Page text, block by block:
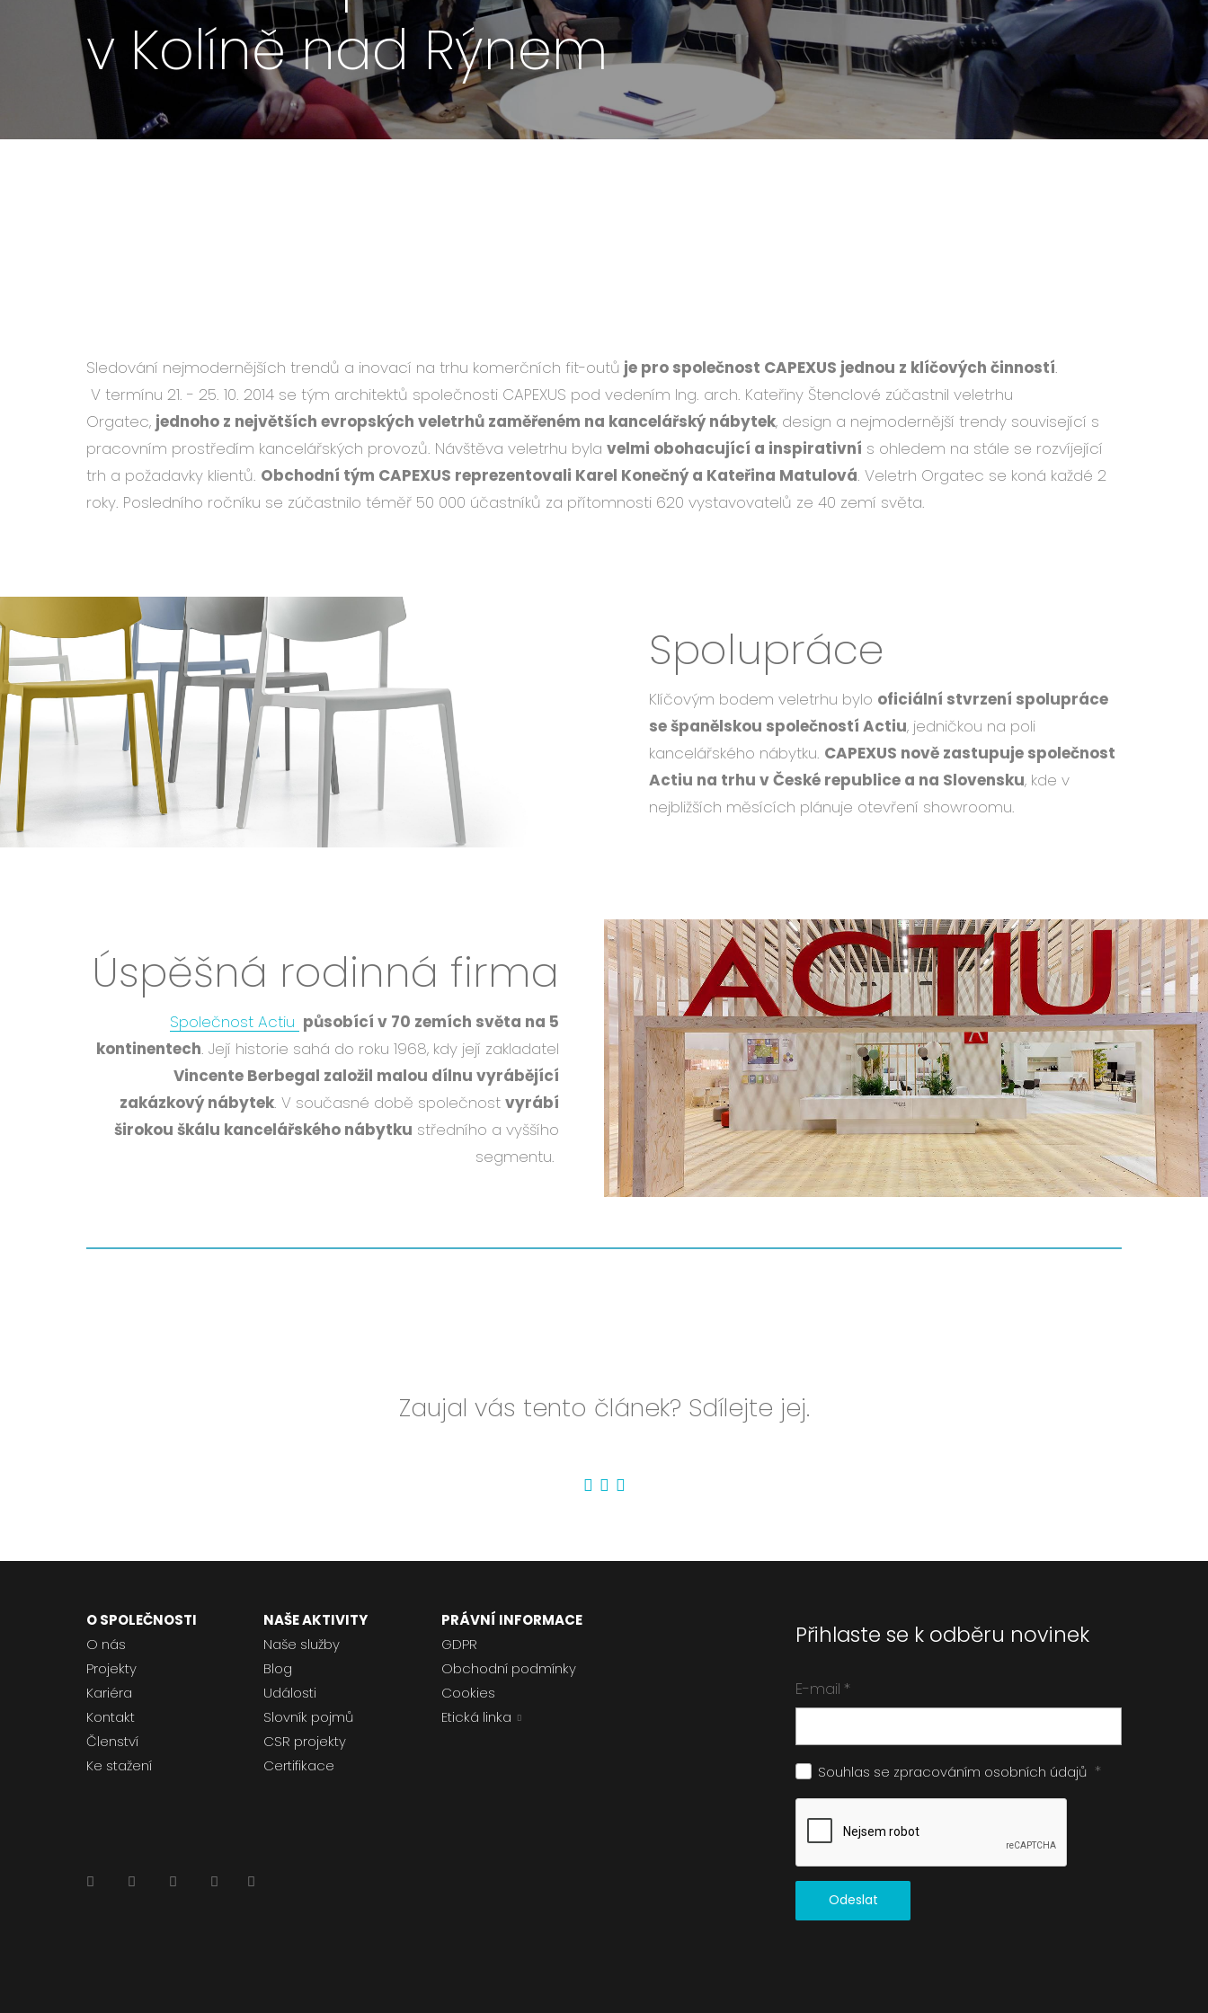
v Kolíně nad Rýnem
Sledování nejmodernějších trendů a inovací na trhu komerčních fit-outů je pro společnost CAPEXUS jednou z klíčových činností.
V termínu 21. - 25. 10. 2014 se tým architektů společnosti CAPEXUS pod vedením Ing. arch. Kateřiny Štenclové zúčastnil veletrhu
Orgatec, jednoho z největších evropských veletrhů zaměřeném na kancelářský nábytek, design a nejmodernější trendy související s
pracovním prostředím kancelářských provozů. Návštěva veletrhu byla velmi obohacující a inspirativní s ohledem na stále se rozvíjející
trh a požadavky klientů. Obchodní tým CAPEXUS reprezentovali Karel Konečný a Kateřina Matulová. Veletrh Orgatec se koná každé 2
roky. Posledního ročníku se zúčastnilo téměř 50 000 účastníků za přítomnosti 620 vystavovatelů ze 40 zemí světa.
Spolupráce
Klíčovým bodem veletrhu bylo oficiální stvrzení spolupráce
se španělskou společností Actiu, jedničkou na poli
kancelářského nábytku. CAPEXUS nově zastupuje společnost
Actiu na trhu v České republice a na Slovensku, kde v
nejbližších měsících plánuje otevření showroomu.
Úspěšná rodinná firma
Společnost Actiu působící v 70 zemích světa na 5
kontinentech. Její historie sahá do roku 1968, kdy její zakladatel
Vincente Berbegal založil malou dílnu vyrábějící
zakázkový nábytek. V současné době společnost vyrábí
širokou škálu kancelářského nábytku středního a vyššího
segmentu.
Zaujal vás tento článek? Sdílejte jej.
O SPOLEČNOSTI
O nás
Projekty
Kariéra
Kontakt
Členství
Ke stažení
NAŠE AKTIVITY
Naše služby
Blog
Události
Slovník pojmů
CSR projekty
Certifikace
PRÁVNÍ INFORMACE
GDPR
Obchodní podmínky
Cookies
Etická linka
Přihlaste se k odběru novinek
E-mail *
Souhlas se zpracováním osobních údajů *
Odeslat